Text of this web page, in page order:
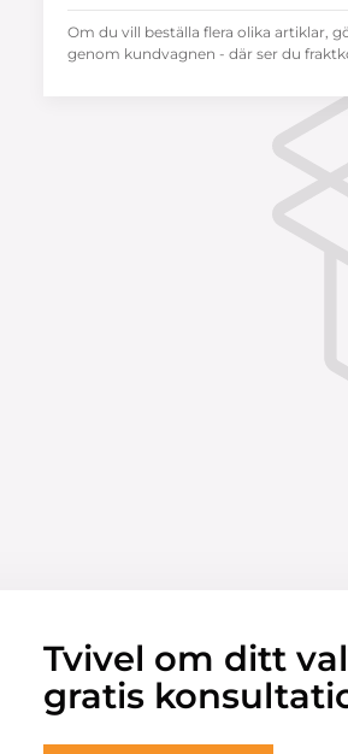
Om du vill beställa flera olika artiklar,
genom kundvagnen - där ser du
Tvivel om ditt
gratis